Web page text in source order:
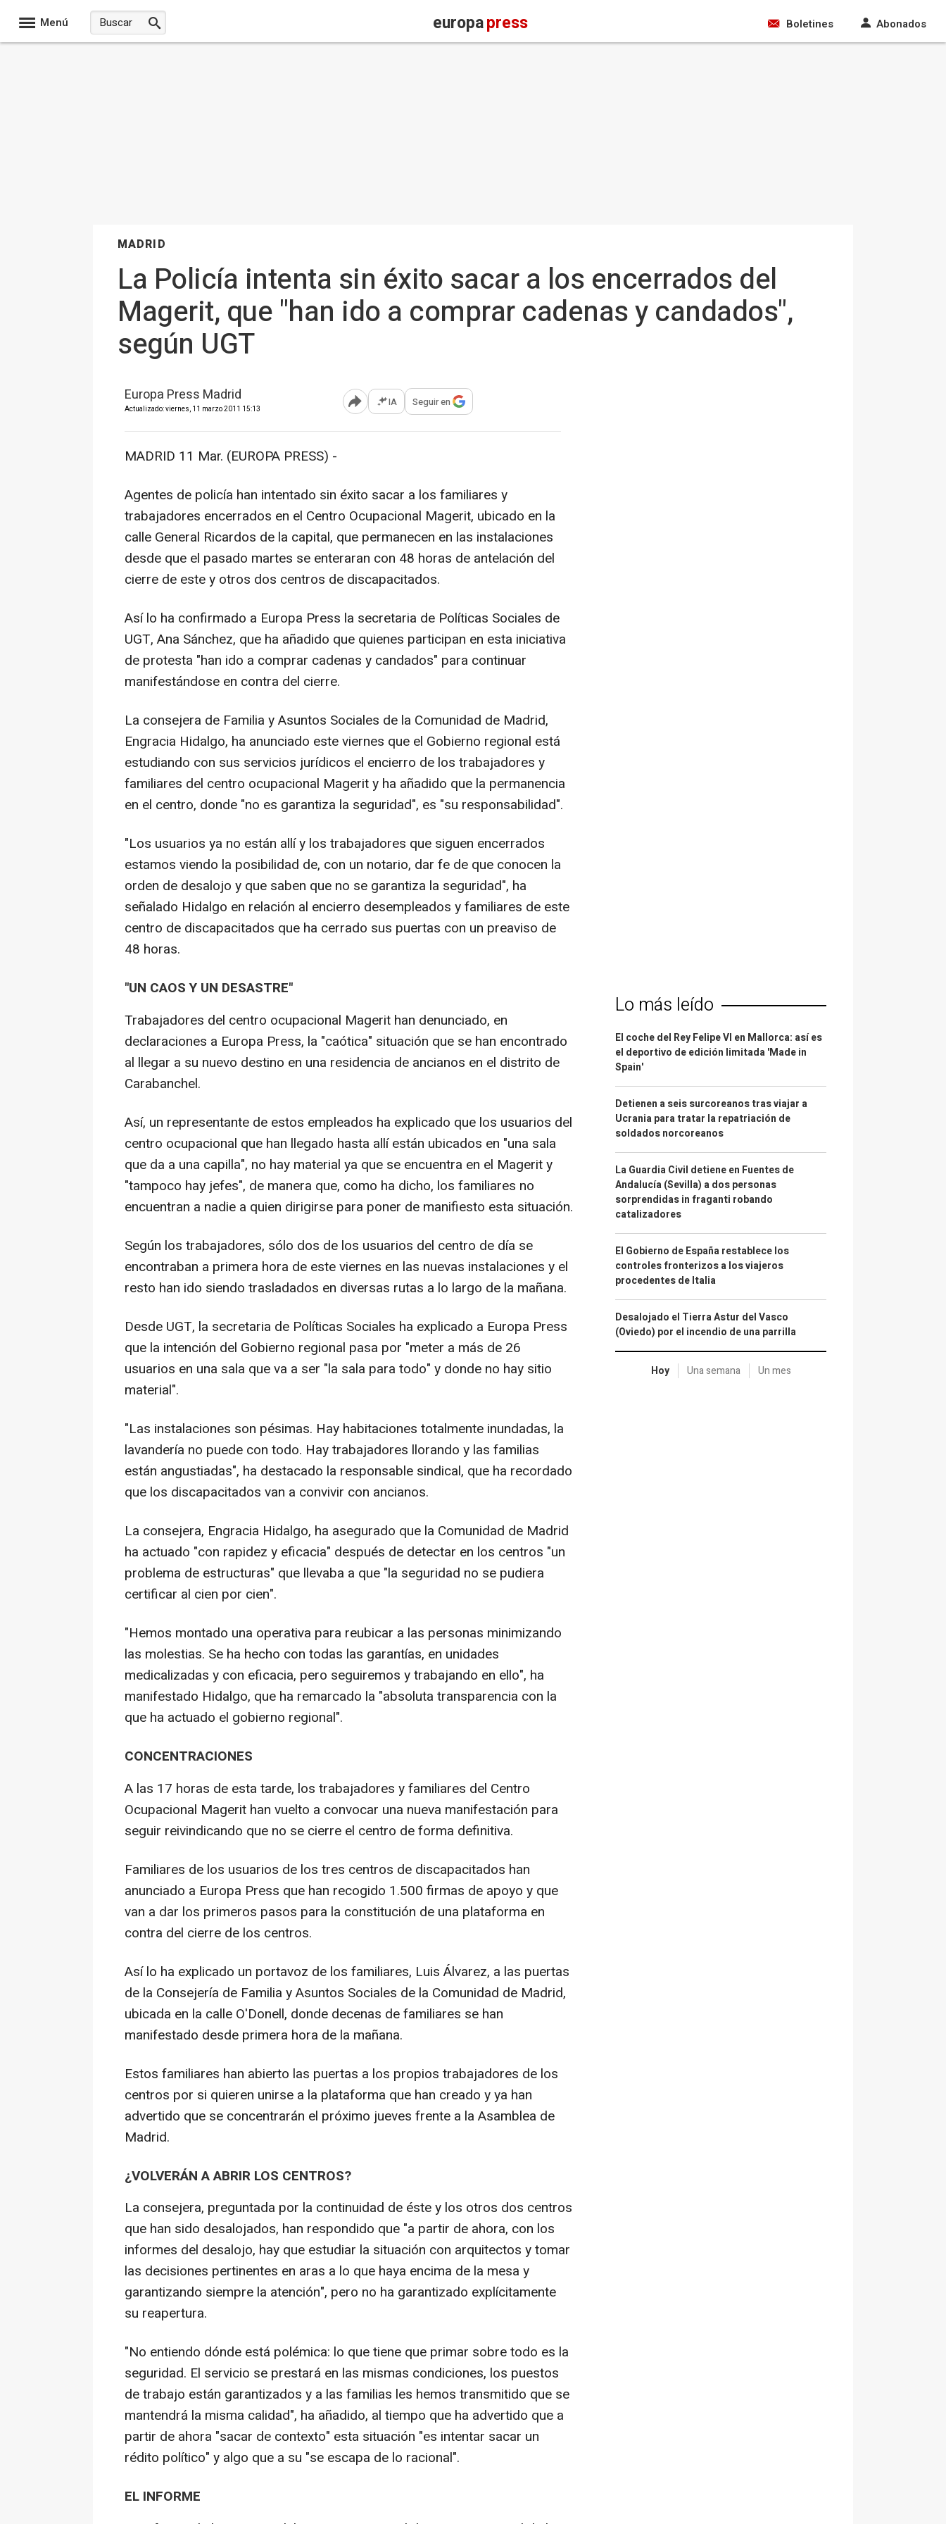
Menú europapress Boletines Abonados
MADRID
La Policía intenta sin éxito sacar a los encerrados del
Magerit, que "han ido a comprar cadenas y candados",
según UGT
Europa Press Madrid
Actualizado: viernes, 11 marzo 2011 15:13 Abrir opciones para compartir
IA Seguir en
MADRID 11 Mar. (EUROPA PRESS) -
Agentes de policía han intentado sin éxito sacar a los familiares y
trabajadores encerrados en el Centro Ocupacional Magerit, ubicado en la
calle General Ricardos de la capital, que permanecen en las instalaciones
desde que el pasado martes se enteraran con 48 horas de antelación del
cierre de este y otros dos centros de discapacitados.
Así lo ha confirmado a Europa Press la secretaria de Políticas Sociales de
UGT, Ana Sánchez, que ha añadido que quienes participan en esta iniciativa
de protesta "han ido a comprar cadenas y candados" para continuar
manifestándose en contra del cierre.
La consejera de Familia y Asuntos Sociales de la Comunidad de Madrid,
Engracia Hidalgo, ha anunciado este viernes que el Gobierno regional está
estudiando con sus servicios jurídicos el encierro de los trabajadores y
familiares del centro ocupacional Magerit y ha añadido que la permanencia
en el centro, donde "no es garantiza la seguridad", es "su responsabilidad".
"Los usuarios ya no están allí y los trabajadores que siguen encerrados
estamos viendo la posibilidad de, con un notario, dar fe de que conocen la
orden de desalojo y que saben que no se garantiza la seguridad", ha
señalado Hidalgo en relación al encierro desempleados y familiares de este
centro de discapacitados que ha cerrado sus puertas con un preaviso de
48 horas.
"UN CAOS Y UN DESASTRE"
Trabajadores del centro ocupacional Magerit han denunciado, en
declaraciones a Europa Press, la "caótica" situación que se han encontrado
al llegar a su nuevo destino en una residencia de ancianos en el distrito de
Carabanchel.
Así, un representante de estos empleados ha explicado que los usuarios del
centro ocupacional que han llegado hasta allí están ubicados en "una sala
que da a una capilla", no hay material ya que se encuentra en el Magerit y
"tampoco hay jefes", de manera que, como ha dicho, los familiares no
encuentran a nadie a quien dirigirse para poner de manifiesto esta situación.
Según los trabajadores, sólo dos de los usuarios del centro de día se
encontraban a primera hora de este viernes en las nuevas instalaciones y el
resto han ido siendo trasladados en diversas rutas a lo largo de la mañana.
Desde UGT, la secretaria de Políticas Sociales ha explicado a Europa Press
que la intención del Gobierno regional pasa por "meter a más de 26
usuarios en una sala que va a ser "la sala para todo" y donde no hay sitio
material".
"Las instalaciones son pésimas. Hay habitaciones totalmente inundadas, la
lavandería no puede con todo. Hay trabajadores llorando y las familias
están angustiadas", ha destacado la responsable sindical, que ha recordado
que los discapacitados van a convivir con ancianos.
La consejera, Engracia Hidalgo, ha asegurado que la Comunidad de Madrid
ha actuado "con rapidez y eficacia" después de detectar en los centros "un
problema de estructuras" que llevaba a que "la seguridad no se pudiera
certificar al cien por cien".
"Hemos montado una operativa para reubicar a las personas minimizando
las molestias. Se ha hecho con todas las garantías, en unidades
medicalizadas y con eficacia, pero seguiremos y trabajando en ello", ha
manifestado Hidalgo, que ha remarcado la "absoluta transparencia con la
que ha actuado el gobierno regional".
CONCENTRACIONES
A las 17 horas de esta tarde, los trabajadores y familiares del Centro
Ocupacional Magerit han vuelto a convocar una nueva manifestación para
seguir reivindicando que no se cierre el centro de forma definitiva.
Familiares de los usuarios de los tres centros de discapacitados han
anunciado a Europa Press que han recogido 1.500 firmas de apoyo y que
van a dar los primeros pasos para la constitución de una plataforma en
contra del cierre de los centros.
Así lo ha explicado un portavoz de los familiares, Luis Álvarez, a las puertas
de la Consejería de Familia y Asuntos Sociales de la Comunidad de Madrid,
ubicada en la calle O'Donell, donde decenas de familiares se han
manifestado desde primera hora de la mañana.
Estos familiares han abierto las puertas a los propios trabajadores de los
centros por si quieren unirse a la plataforma que han creado y ya han
advertido que se concentrarán el próximo jueves frente a la Asamblea de
Madrid.
¿VOLVERÁN A ABRIR LOS CENTROS?
La consejera, preguntada por la continuidad de éste y los otros dos centros
que han sido desalojados, han respondido que "a partir de ahora, con los
informes del desalojo, hay que estudiar la situación con arquitectos y tomar
las decisiones pertinentes en aras a lo que haya encima de la mesa y
garantizando siempre la atención", pero no ha garantizado explícitamente
su reapertura.
"No entiendo dónde está polémica: lo que tiene que primar sobre todo es la
seguridad. El servicio se prestará en las mismas condiciones, los puestos
de trabajo están garantizados y a las familias les hemos transmitido que se
mantendrá la misma calidad", ha añadido, al tiempo que ha advertido que a
partir de ahora "sacar de contexto" esta situación "es intentar sacar un
rédito político" y algo que a su "se escapa de lo racional".
EL INFORME
Lo más leído
El coche del Rey Felipe VI en Mallorca: así es
el deportivo de edición limitada 'Made in
Spain'
Detienen a seis surcoreanos tras viajar a
Ucrania para tratar la repatriación de
soldados norcoreanos
La Guardia Civil detiene en Fuentes de
Andalucía (Sevilla) a dos personas
sorprendidas in fraganti robando
catalizadores
El Gobierno de España restablece los
controles fronterizos a los viajeros
procedentes de Italia
Desalojado el Tierra Astur del Vasco
(Oviedo) por el incendio de una parrilla
Hoy Una semana Un mes